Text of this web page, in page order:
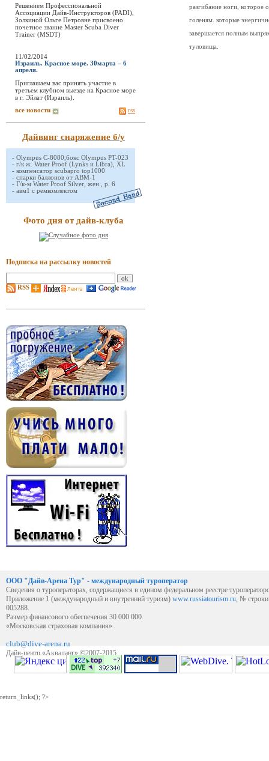
Решением Профессиональной
Ассоциации Дайв-Инструкторов (PADI),
Золкиной Ольге Петровне присвоено
почетное звание Master Scuba Diver
Trainer (MSDT)
11/02/2014
Израиль. Красное море. 30марта – 6
апреля.
Приглашаем вас принять участие в
третьем клубном выезде на Красное море
в г. Эйлат (Израиль).
все новости rss
Дайвинг снаряжение б/у
- Olympus C-8080,бокс Olympus PT-023
- г/к ж. Water Proof (Lynks и Libra), XL
- компенсатор scubapro top1000
- спарки баллонов от АВМ-1
- Г/к-м Water Proof Silver, жен., р. 6
- авм1 с ремкомлектом
Фото дня от дайв-клуба
Подписка на рассылку новостей
RSS
разгибание ноги, которое
голеням. которые
завершается полным
туловища.
ООО "Дайв-Арена Тур" - международный туроператор
Сведения о туроператорах, содержащиеся в едином федеральном реестре
Приложение 1 (международный и внутренний туризм) www.russiatourism.ru, №
005288.
Размер финансового обеспечения 30 000 000.
«Московская страховая компания».
club@dive-arena.ru
Дайв-центр «Акваланг» ©2007-2015
return_links(); ?>